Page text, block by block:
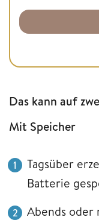
Das kann auf
Mit Speicher
Tagsüber
Batterie
Abends oder